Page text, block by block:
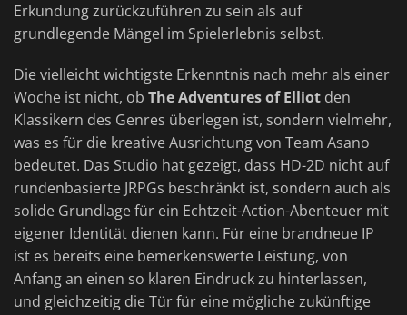
Erkundung zurückzuführen zu sein als auf
grundlegende Mängel im Spielerlebnis selbst.
Die vielleicht wichtigste Erkenntnis nach mehr als einer
Woche ist nicht, ob The Adventures of Elliot den
Klassikern des Genres überlegen ist, sondern vielmehr,
was es für die kreative Ausrichtung von Team Asano
bedeutet. Das Studio hat gezeigt, dass HD-2D nicht auf
rundenbasierte JRPGs beschränkt ist, sondern auch als
solide Grundlage für ein Echtzeit-Action-Abenteuer mit
eigener Identität dienen kann. Für eine brandneue IP
ist es bereits eine bemerkenswerte Leistung, von
Anfang an einen so klaren Eindruck zu hinterlassen,
und gleichzeitig die Tür für eine mögliche zukünftige